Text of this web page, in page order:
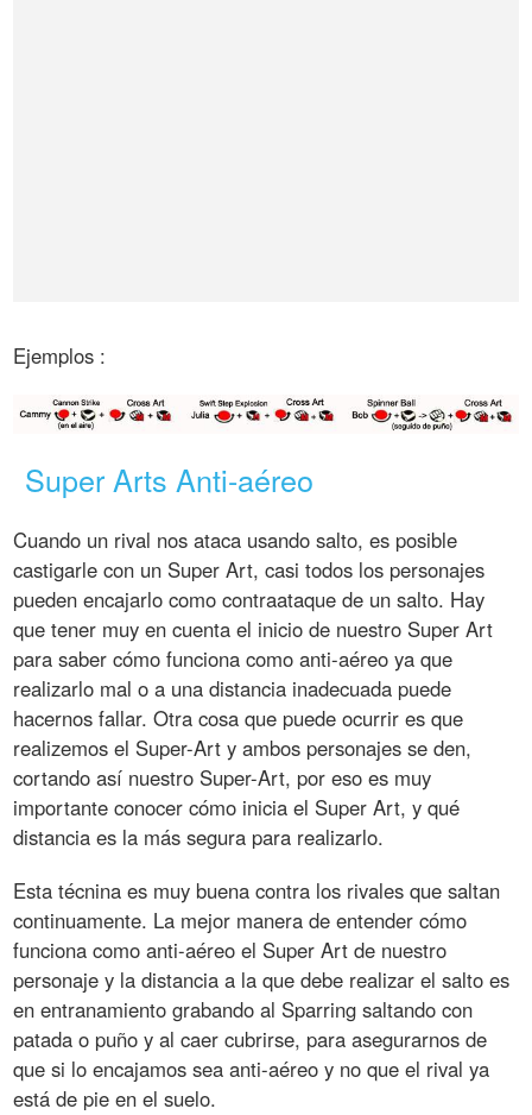
Ejemplos :
Super Arts Anti-aéreo
Cuando un rival nos ataca usando salto, es posible
castigarle con un Super Art, casi todos los personajes
pueden encajarlo como contraataque de un salto. Hay
que tener muy en cuenta el inicio de nuestro Super Art
para saber cómo funciona como anti-aéreo ya que
realizarlo mal o a una distancia inadecuada puede
hacernos fallar. Otra cosa que puede ocurrir es que
realizemos el Super-Art y ambos personajes se den,
cortando así nuestro Super-Art, por eso es muy
importante conocer cómo inicia el Super Art, y qué
distancia es la más segura para realizarlo.
Esta técnina es muy buena contra los rivales que saltan
continuamente. La mejor manera de entender cómo
funciona como anti-aéreo el Super Art de nuestro
personaje y la distancia a la que debe realizar el salto es
en entranamiento grabando al Sparring saltando con
patada o puño y al caer cubrirse, para asegurarnos de
que si lo encajamos sea anti-aéreo y no que el rival ya
está de pie en el suelo.